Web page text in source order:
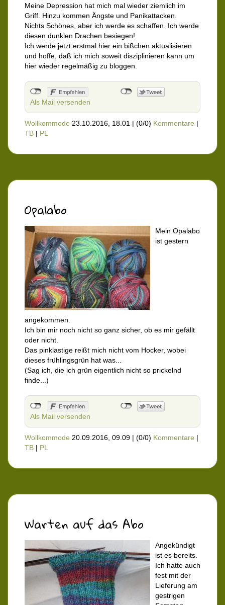
Meine Depression hat mich mal wieder ziemlich im
Griff. Hinzu kommen Ängste und Panikattacken.
Nichts Schönes, aber ich werde es schaffen. Ich werde
diesen dunklen Drachen besiegen!
Ich werde jetzt erstmal hier ein bißchen aktualisieren
und hoffe, daß ich mich soweit disziplinieren kann um
hier wieder regelmäßig zu bloggen.
Als Mail versenden
Wollkommode 23.10.2016, 18.01 | (0/0) Kommentare |
TB | PL
Opalabo
Mein Opalabo
ist gestern
angekommen.
Ich bin mir noch nicht so ganz sicher, ob es mir gefällt
oder nicht.
Das pinklastige reißt mich nicht vom Hocker, wobei
dieses frühlingsgrün hat was...
(Sag ich, die ich grün eigentlich nicht so prickelnd
finde...)
Als Mail versenden
Wollkommode 20.09.2016, 09.09 | (0/0) Kommentare |
TB | PL
Warten auf das Abo
Angekündigt
ist es bereits.
Ich hatte auch
fest mit der
Lieferung am
gestrigen